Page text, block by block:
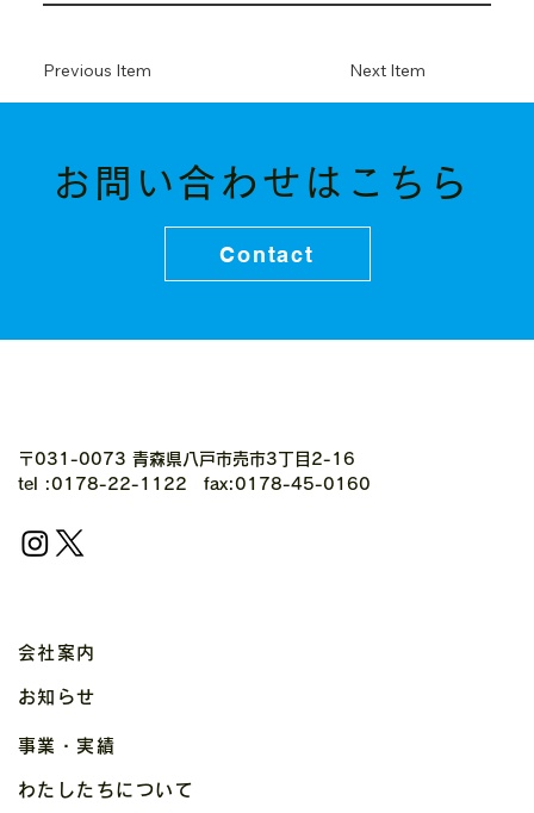
Previous Item Next Item
お問い合わせはこちら
Contact
〒031-0073 青森県八戸市売市3丁目2-16
tel :0178-22-1122 fax:0178-45-0160
わたしたちについて
お知らせ
会社案内
事業・実績